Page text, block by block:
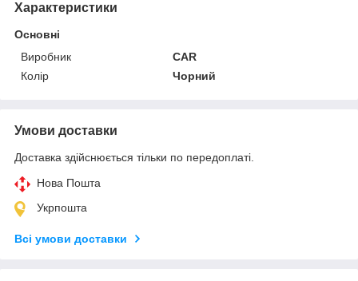
Характеристики
Основні
Виробник
CAR
Колір
Чорний
Умови доставки
Доставка здійснюється тільки по передоплаті.
Нова Пошта
Укрпошта
Всі умови доставки